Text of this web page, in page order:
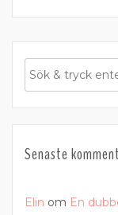
Senaste
Elin om En